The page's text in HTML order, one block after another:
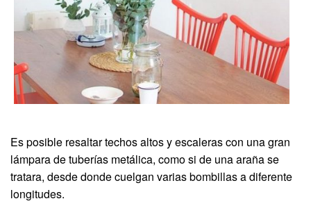
Es posible resaltar techos altos y escaleras con una gran
lámpara de tuberías metálica, como si de una araña se
tratara, desde donde cuelgan varias bombillas a diferente
longitudes.